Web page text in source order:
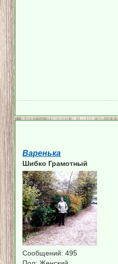
Варенька
Шибко Грамотный
Сообщений: 495